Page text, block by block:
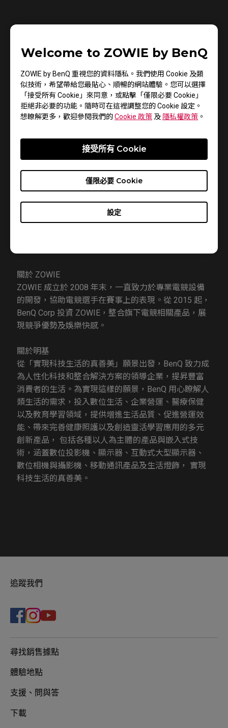
Welcome to ZOWIE by BenQ
ZOWIE by BenQ 重視您的資料隱私。我們使用 Cookie 及類
似技術，希望帶給您最貼心、順暢的網站體驗。您可以選擇
「接受所有 Cookie」來同意，或點擊「僅限必要 Cookie」
拒絕非必要的功能。隨時可在這裡調整您的 Cookie 設定。
想瞭解更多，歡迎參閱我們的Cookie 政策 及 隱私權政策 。
設定
僅限必要 Cookie
接受所有 Cookie
關於 DreamHack 公開賽
2012 年開始，DreamHack 公開賽是 DreamHack 的首
場電競聯賽，在全世界有 8 站即時 LAN 巡迴賽。在
DreamHack 公開賽的官方名稱是絕對武力：全球攻勢
以及星海爭霸 II：虛空之遺。
DreamHack 是全世界最大的電競嘉年華。DreamHack
的根源與核心為網路派對，主要活動有 DreamHack 夏
季賽與冬季賽，參賽者會帶著自已的電腦，並且透過
大型區域網路連上網際網路，基本上從規模而言大型
個與電腦遊戲、遊戲機及電腦有關以消費者導向的貿
易展/活動/節慶。這些活動為電競比賽、知識與創作比
關於 ZOWIE
ZOWIE 成立於 2008 年末，一直致力於專業電競設備
的開發，協助電競選手在賽事上的表現。從 2015 起，
BenQ Corp 投資 ZOWIE，整合旗下電競相關產品，展
現競爭優勢及娛樂快感。
關於明基
從「實現科技生活的真善美」願景出發，BenQ 致力成
為人性化科技和整合解決方案的領導企業，提昇豐富
消費者的生活。為實現這樣的願景，BenQ 用心瞭解人
類生活的需求，投入數位生活、企業營運、醫療保健
以及教育學習領域，提供增進生活品質、促進營運效
能、帶來完善健康照護以及創造靈活學習應用的多元
創新產品， 包括各種以人為主體的產品與嵌入式技
術，涵蓋數位投影機、顯示器、互動式大型顯示器、
數位相機與攝影機、移動通訊產品及生活燈飾， 實現
科技生活的真善美。
追蹤我們
尋找銷售據點
體驗地點
支援、問與答
下載